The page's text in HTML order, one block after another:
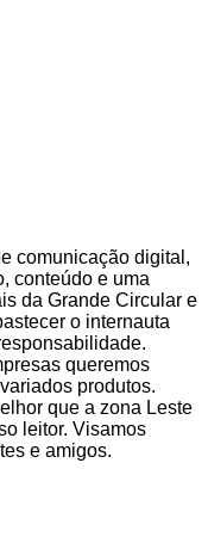
comunicação digital,
conteúdo e uma
da Grande Circular e
o internauta
queremos
produtos.
que a zona Leste
leitor. Visamos
e amigos.